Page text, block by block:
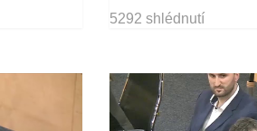
5292 shlédnutí